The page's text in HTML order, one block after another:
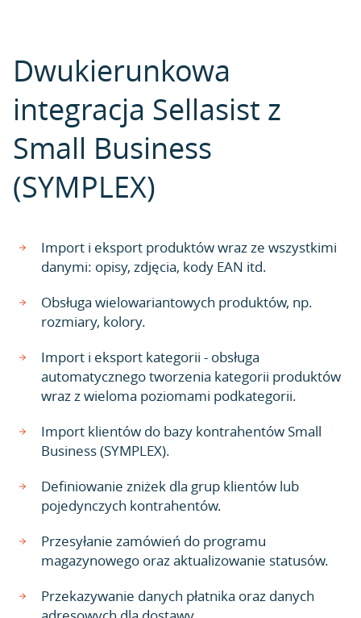
Dwukierunkowa
integracja Sellasist z
Small Business
(SYMPLEX)
Import i eksport produktów wraz ze wszystkimi
danymi: opisy, zdjęcia, kody EAN itd.
Obsługa wielowariantowych produktów, np.
rozmiary, kolory.
Import i eksport kategorii - obsługa
automatycznego tworzenia kategorii produktów
wraz z wieloma poziomami podkategorii.
Import klientów do bazy kontrahentów Small
Business (SYMPLEX).
Definiowanie zniżek dla grup klientów lub
pojedynczych kontrahentów.
Przesyłanie zamówień do programu
magazynowego oraz aktualizowanie statusów.
Przekazywanie danych płatnika oraz danych